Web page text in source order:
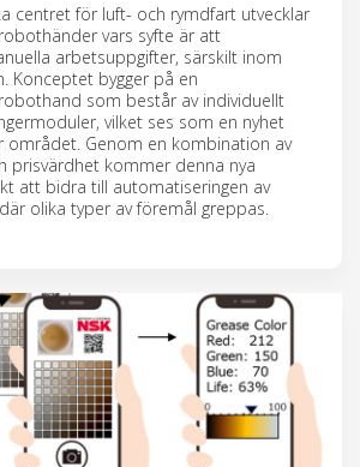
centret för luft- och rymdfart utvecklar
vars syfte är att
arbetsuppgifter, särskilt inom
Konceptet bygger på en
som består av individuellt
vilket ses som en nyhet
området. Genom en kombination av
prisvärdhet kommer denna nya
att bidra till automatiseringen av
olika typer av föremål greppas.